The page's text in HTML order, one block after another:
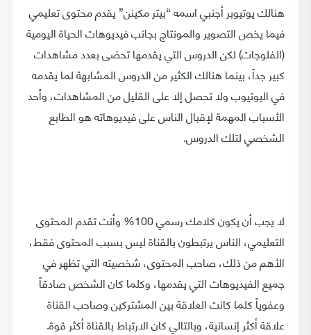
هنالك يوتيوبر أجنبي اسمه “بيتر مكينن” يقدم محتوى تعليمي
فيما يخص التصوير والمونتاج بجانب فيديوهات الحياة اليومية
(الفلوجات) لكن الدروس التي يقدمها تحضى بعدد مشاهدات
كبير جداً، بينما هنالك الكثير من الدروس المشابهة لما يقدمه
في اليوتيوب ولا تحصل إلا على القليل من المشاهدات، وأحد
الأسباب المهمة لإقبال الناس على فيديوهاته هو الطابع
الشخصي لتلك الدروس.
لا يجب أن يكون كلامك رسمي 100% وأنت تقدم المحتوى
التعليمي، الناس يرتبطون بالقناة ليس بسبب المحتوى فقط،
الأهم من ذلك، صاحب المحتوى، شخصيته التي تظهر في
جميع الفيديوهات التي يقدمها، وكلما كان الشخص صادقاً
وعفوياً كلما كانت العلاقة بين المشتركين وصاحب القناة
علاقة أكثر إنسانية، وبالتالي كان الارتباط بالقناة أكثر قوة.